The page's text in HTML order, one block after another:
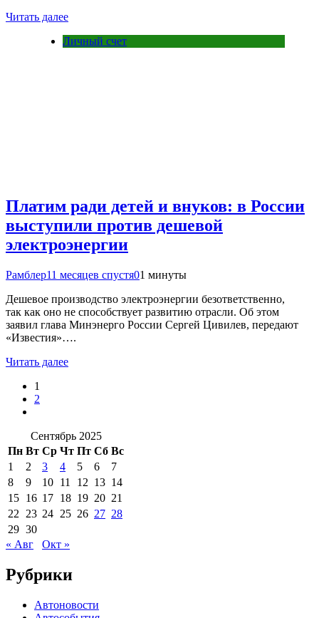
Читать далее
Личный счет
Платим ради детей и внуков: в России
выступили против дешевой
электроэнергии
Рамблер11 месяцев спустя01 минуты
Дешевое производство электроэнергии безответственно,
так как оно не способствует развитию отрасли. Об этом
заявил глава Минэнерго России Сергей Цивилев, передают
«Известия»….
Читать далее
1
2
Сентябрь 2025
Пн Вт Ср Чт Пт Сб Вс
1
2 3 4 5 6
7
8
9 10 11 12 13 14
15 16 17 18 19 20 21
22
23 24 25 26 27 28
29 30
« Авг
Окт »
Рубрики
Автоновости